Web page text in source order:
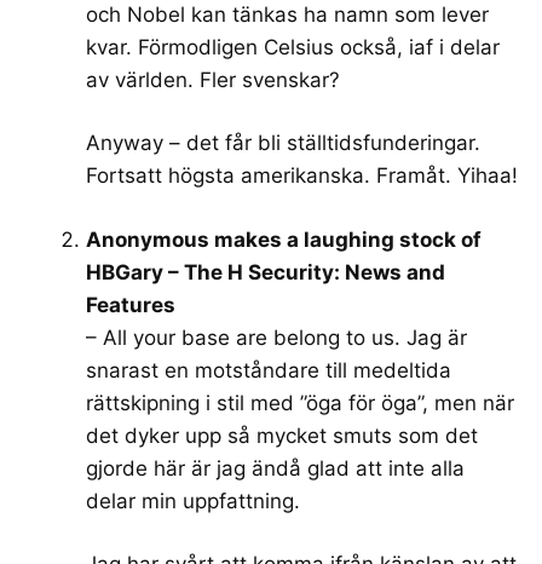
och Nobel kan tänkas ha namn som lever
kvar. Förmodligen Celsius också, iaf i delar
av världen. Fler svenskar?
Anyway – det får bli ställtidsfunderingar.
Fortsatt högsta amerikanska. Framåt. Yihaa!
Anonymous makes a laughing stock of
HBGary – The H Security: News and
Features
– All your base are belong to us. Jag är
snarast en motståndare till medeltida
rättskipning i stil med ”öga för öga”, men när
det dyker upp så mycket smuts som det
gjorde här är jag ändå glad att inte alla
delar min uppfattning.